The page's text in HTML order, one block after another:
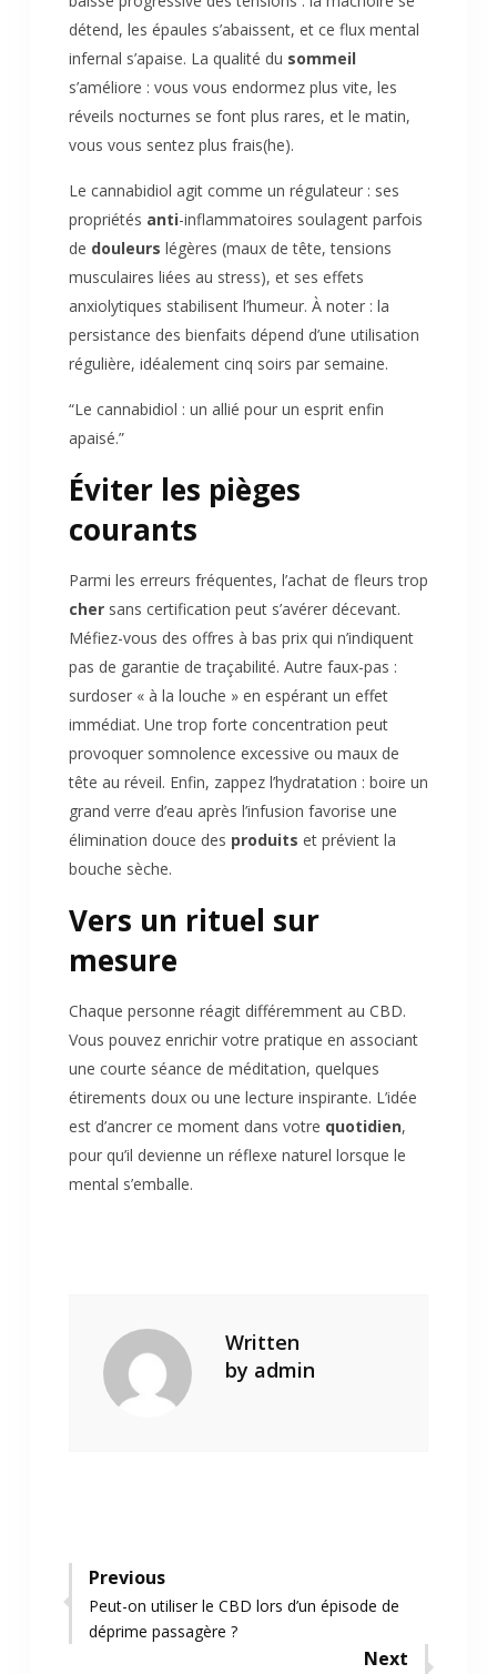
détend, les épaules s’abaissent, et ce flux mental
infernal s’apaise. La qualité du sommeil
s’améliore : vous vous endormez plus vite, les
réveils nocturnes se font plus rares, et le matin,
vous vous sentez plus frais(he).
Le cannabidiol agit comme un régulateur : ses
propriétés anti-inflammatoires soulagent parfois
de douleurs légères (maux de tête, tensions
musculaires liées au stress), et ses effets
anxiolytiques stabilisent l’humeur. À noter : la
persistance des bienfaits dépend d’une utilisation
régulière, idéalement cinq soirs par semaine.
“Le cannabidiol : un allié pour un esprit enfin
apaisé.”
Éviter les pièges
courants
Parmi les erreurs fréquentes, l’achat de fleurs trop
chersans certification peut s’avérer décevant.
Méfiez-vous des offres à bas prix qui n’indiquent
pas de garantie de traçabilité. Autre faux-pas :
surdoser « à la louche » en espérant un effet
immédiat. Une trop forte concentration peut
provoquer somnolence excessive ou maux de
tête au réveil. Enfin, zappez l’hydratation : boire un
grand verre d’eau après l’infusion favorise une
élimination douce des produits et prévient la
bouche sèche.
Vers un rituel sur
mesure
Chaque personne réagit différemment au CBD.
Vous pouvez enrichir votre pratique en associant
une courte séance de méditation, quelques
étirements doux ou une lecture inspirante. L’idée
est d’ancrer ce moment dans votre quotidien,
pour qu’il devienne un réflexe naturel lorsque le
mental s’emballe.
Written
by admin
Navigation
de
Previous
Previous
post:
Peut-on utiliser le CBD lors d’un épisode de
déprime passagère ?
Next